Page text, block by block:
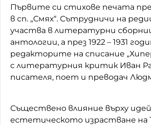
Първите си стихове печата
в сп. „Смях“. Сътрудничи на
участва в литературни
антологии, а през 1922 – 1931
редакторите на списание
с литературния критик Иван
писателя, поет и преводач
Съществено влияние върху
естетическото израстване на